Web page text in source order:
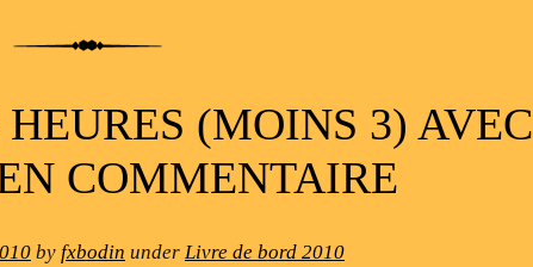
(MOINS 3) AVEC
COMMENTAIRE
by fxbodin under Livre de bord 2010